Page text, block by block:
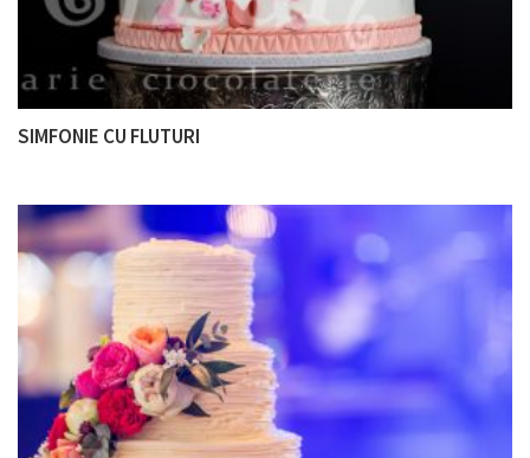
SIMFONIE CU FLUTURI